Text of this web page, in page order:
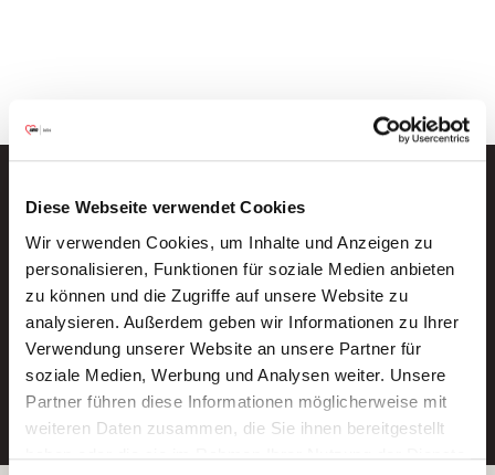
Diese Webseite verwendet Cookies
Wir verwenden Cookies, um Inhalte und Anzeigen zu
personalisieren, Funktionen für soziale Medien anbieten
zu können und die Zugriffe auf unsere Website zu
analysieren. Außerdem geben wir Informationen zu Ihrer
Verwendung unserer Website an unsere Partner für
soziale Medien, Werbung und Analysen weiter. Unsere
Partner führen diese Informationen möglicherweise mit
weiteren Daten zusammen, die Sie ihnen bereitgestellt
Neue Stellen per E-Mail.
Ein kostenloser Service von AWO
Jobs.
E-Mail-Adresse eintragen